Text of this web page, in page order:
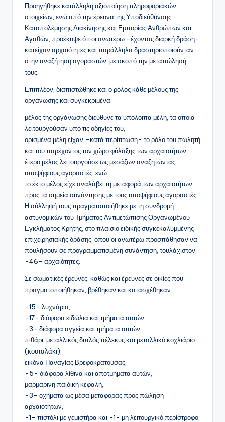
Προηγήθηκε κατάλληλη αξιοποίηση πληροφοριακών
στοιχείων, ενώ από την έρευνα της Υποδιεύθυνσης
Καταπολέμησης Διακίνησης και Εμπορίας Ανθρώπων και
Αγαθών, προέκυψε ότι οι ανωτέρω -έχοντας διαρκή δράση-
κατείχαν αρχαιότητες και παράλληλα δραστηριοποιούνταν
στην αναζήτηση αγοραστών, με σκοπό την μεταπώλησή
τους.
Επιπλέον, διαπιστώθηκε και ο ρόλος κάθε μέλους της
οργάνωσης και συγκεκριμένα:
μέλος της οργάνωσης διεύθυνε τα υπόλοιπα μέλη, τα οποία
λειτουργούσαν υπό τις οδηγίες του,
ορισμένα μέλη είχαν –κατά περίπτωση- το ρόλο του πωλητή
και του παρέχοντος τον χώρο φύλαξης των αρχαιοτήτων,
έτερο μέλος λειτουργούσε ως μεσάζων αναζητώντας
υποψήφιους αγοραστές, ενώ
το έκτο μέλος είχε αναλάβει τη μεταφορά των αρχαιοτήτων
προς τα σημεία συνάντησης με τους υποψήφιους αγοραστές.
Η σύλληψή τους πραγματοποιήθηκε με τη συνδρομή
αστυνομικών του Τμήματος Αντιμετώπισης Οργανωμένου
Εγκλήματος Κρήτης, στο πλαίσιο ειδικής συγκεκαλυμμένης
επιχειρησιακής δράσης, όπου οι ανωτέρω προσπάθησαν να
πουλήσουν σε προγραμματισμένη συνάντηση, τουλάχιστον
-46- αρχαιότητες.
Σε σωματικές έρευνες, καθώς και έρευνες σε οικίες που
πραγματοποιήθηκαν, βρέθηκαν και κατασχέθηκαν:
-15- λυχνάρια,
-17- διάφορα ειδώλια και τμήματα αυτών,
-3- διάφορα αγγεία και τμήματα αυτών,
πιθάρι, μεταλλικός διπλός πέλεκυς και μεταλλικό κοχλιάριο
(κουταλάκι),
εικόνα Παναγίας Βρεφοκρατούσας,
-5- διάφορα λίθινα και αποτμήματα αυτών,
μαρμάρινη παιδική κεφαλή,
-3- οχήματα ως μέσα μεταφοράς προς πώληση
αρχαιοτήτων,
-1- πιστόλι με γεμιστήρα και -1- μη λειτουργικό περίστροφο,